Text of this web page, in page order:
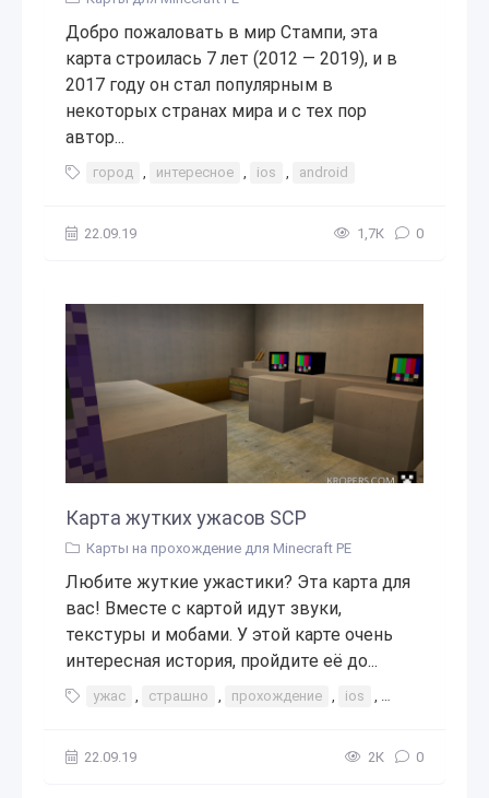
Добро пожаловать в мир Стампи, эта
карта строилась 7 лет (2012 — 2019), и в
2017 году он стал популярным в
некоторых странах мира и с тех пор
автор...
город , интересное , ios , android
22.09.19 1,7К 0
Карта жутких ужасов SCP
Карты на прохождение для Minecraft PE
Любите жуткие ужастики? Эта карта для
вас! Вместе с картой идут звуки,
текстуры и мобами. У этой карте очень
интересная история, пройдите её до...
ужас , страшно , прохождение , ios , android
22.09.19 2К 0